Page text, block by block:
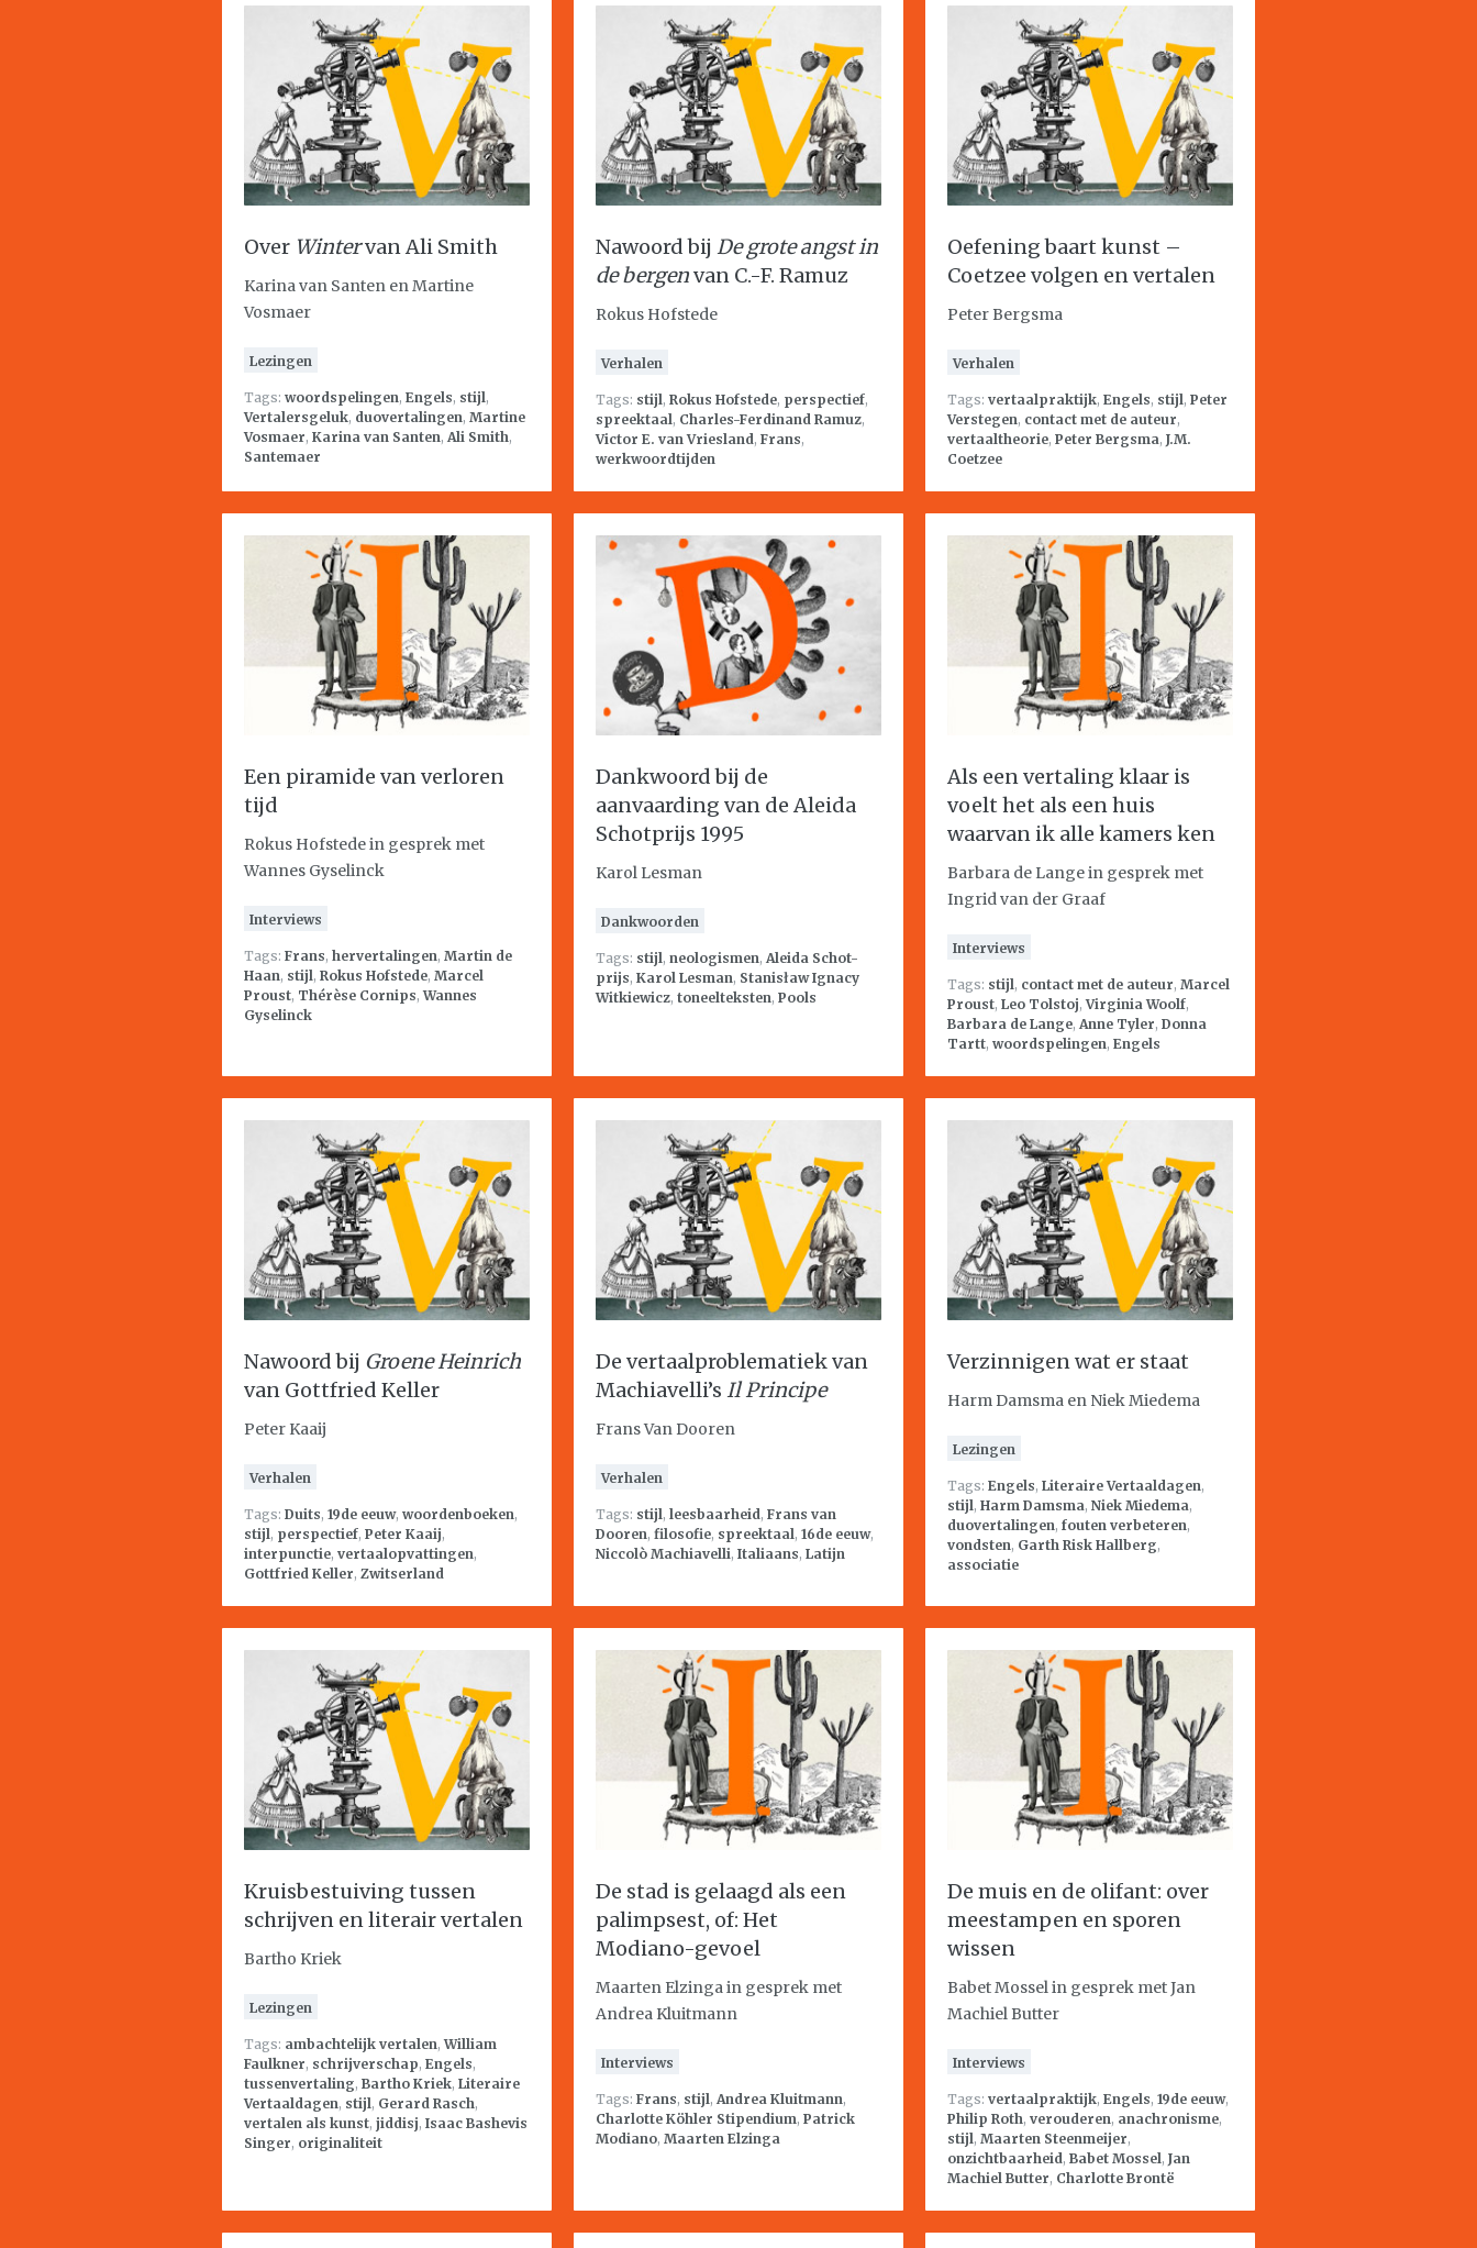
Over Wintervan Ali Smith
Karina van Santen en Martine
Vosmaer
Lezingen
Tags: woordspelingen, Engels, stijl,
Vertalersgeluk, duovertalingen, Martine
Vosmaer, Karina van Santen, Ali Smith,
Santemaer
Nawoord bij De grote angst in
de bergenvan C.-F. Ramuz
Rokus Hofstede
Verhalen
Tags: stijl, Rokus Hofstede, perspectief,
spreektaal, Charles-Ferdinand Ramuz,
Victor E. van Vriesland, Frans,
werkwoordtijden
Oefening baart kunst –
Coetzee volgen en vertalen
Peter Bergsma
Verhalen
Tags: vertaalpraktijk, Engels, stijl, Peter
Verstegen, contact met de auteur,
vertaaltheorie, Peter Bergsma, J.M.
Coetzee
Een piramide van verloren
tijd
Rokus Hofstede in gesprek met
Wannes Gyselinck
Interviews
Tags: Frans, hervertalingen, Martin de
Haan, stijl, Rokus Hofstede, Marcel
Proust, Thérèse Cornips,Wannes
Gyselinck
Dankwoord bij de
aanvaarding van de Aleida
Schotprijs 1995
Karol Lesman
Dankwoorden
Tags: stijl, neologismen, Aleida Schot-
prijs, Karol Lesman, Stanisław Ignacy
Witkiewicz, toneelteksten, Pools
Als een vertaling klaar is
voelt het als een huis
waarvan ik alle kamers ken
Barbara de Lange in gesprek met
Ingrid van der Graaf
Interviews
Tags: stijl, contact met de auteur, Marcel
Proust, Leo Tolstoj,Virginia Woolf,
Barbara de Lange, Anne Tyler, Donna
Tartt, woordspelingen, Engels
Nawoord bij Groene Heinrich
van Gottfried Keller
Peter Kaaij
Verhalen
Tags: Duits, 19de eeuw, woordenboeken,
stijl, perspectief, Peter Kaaij,
interpunctie, vertaalopvattingen,
Gottfried Keller, Zwitserland
De vertaalproblematiek van
Machiavelli’s Il Principe
Frans Van Dooren
Verhalen
Tags: stijl, leesbaarheid, Frans van
Dooren, filosofie, spreektaal, 16de eeuw,
Niccolò Machiavelli, Italiaans, Latijn
Verzinnigen wat er staat
Harm Damsma en Niek Miedema
Lezingen
Tags: Engels, Literaire Vertaaldagen,
stijl, Harm Damsma, Niek Miedema,
duovertalingen, fouten verbeteren,
vondsten, Garth Risk Hallberg,
associatie
Kruisbestuiving tussen
schrijven en literair vertalen
Bartho Kriek
Lezingen
Tags: ambachtelijk vertalen,William
Faulkner, schrijverschap, Engels,
tussenvertaling, Bartho Kriek, Literaire
Vertaaldagen, stijl, Gerard Rasch,
vertalen als kunst, jiddisj, Isaac Bashevis
Singer, originaliteit
De stad is gelaagd als een
palimpsest, of: Het
Modiano-gevoel
Maarten Elzinga in gesprek met
Andrea Kluitmann
Interviews
Tags: Frans, stijl, Andrea Kluitmann,
Charlotte Köhler Stipendium, Patrick
Modiano, Maarten Elzinga
De muis en de olifant: over
meestampen en sporen
wissen
Babet Mossel in gesprek met Jan
Machiel Butter
Interviews
Tags: vertaalpraktijk, Engels, 19de eeuw,
Philip Roth, verouderen, anachronisme,
stijl, Maarten Steenmeijer,
onzichtbaarheid, Babet Mossel, Jan
Machiel Butter, Charlotte Brontë